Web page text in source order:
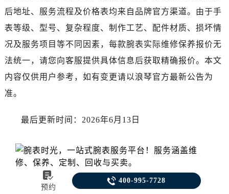
后地址、服务流程及价格表均来自品牌官方渠道。由于手
表等级、型号、复杂程度、制作工艺、配件材质、损坏情
况及服务项目等不同因素，每款腕表实际维修保养报价无
法统一，请您向客服提供具体信息后获取精确报价。本文
内容仅供用户参考，如有变更请以浪琴官方最新公告为
准。
最后更新时间：2026年6月13日

预约
 400-995-7728